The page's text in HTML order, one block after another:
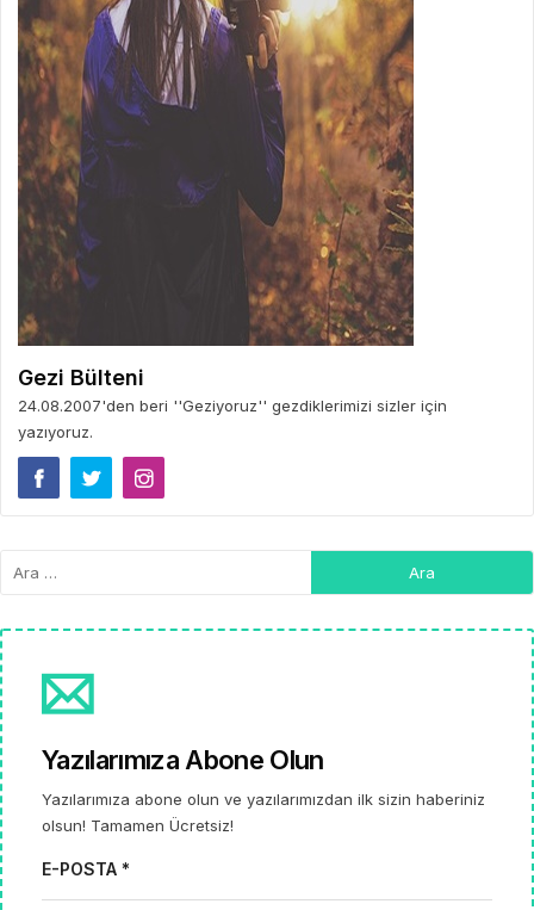
Gezi Bülteni
24.08.2007'den beri ''Geziyoruz'' gezdiklerimizi sizler için
yazıyoruz.
Yazılarımıza Abone Olun
Yazılarımıza abone olun ve yazılarımızdan ilk sizin haberiniz
olsun! Tamamen Ücretsiz!
E-POSTA *